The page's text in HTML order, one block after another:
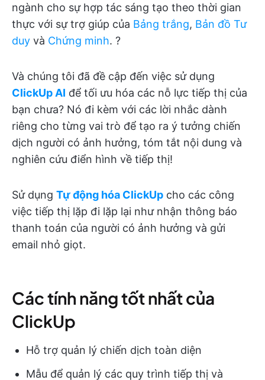
ngành cho sự hợp tác sáng tạo theo thời gian
thực với sự trợ giúp của Bảng trắng, Bản đồ Tư
duy và Chứng minh. ?
Và chúng tôi đã đề cập đến việc sử dụng
ClickUp AI để tối ưu hóa các nỗ lực tiếp thị của
bạn chưa? Nó đi kèm với các lời nhắc dành
riêng cho từng vai trò để tạo ra ý tưởng chiến
dịch người có ảnh hưởng, tóm tắt nội dung và
nghiên cứu điển hình về tiếp thị!
Sử dụng Tự động hóa ClickUp cho các công
việc tiếp thị lặp đi lặp lại như nhận thông báo
thanh toán của người có ảnh hưởng và gửi
email nhỏ giọt.
Các tính năng tốt nhất của
ClickUp
Hỗ trợ quản lý chiến dịch toàn diện
Mẫu để quản lý các quy trình tiếp thị và